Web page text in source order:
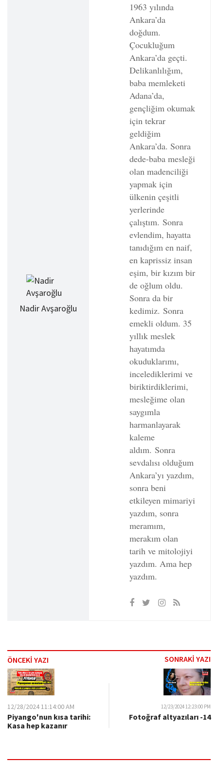
Nadir Avşaroğlu
1963 yılında
Ankara’da
doğdum.
Çocukluğum
Ankara’da geçti.
Delikanlılığım,
baba memleketi
Adana’da,
gençliğim okumak
için tekrar
geldiğim
Ankara’da. Sonra
dede-baba mesleği
olan madenciliği
yapmak için
ülkenin çeşitli
yerlerinde
çalıştım. Sonra
evlendim, hayatta
tanıdığım en naif,
en kaprissiz insan
eşim, bir kızım bir
de oğlum oldu.
Sonra da bir
kedimiz. Sonra
emekli oldum. 35
yıllık meslek
hayatımda
okuduklarımı,
incelediklerimi ve
biriktirdiklerimi,
mesleğime olan
saygımla
harmanlayarak
kaleme
aldım. Sonra
sevdalısı olduğum
Ankara’yı yazdım,
sonra beni
etkileyen mimariyi
yazdım, sonra
meramım,
merakım olan
tarih ve mitolojiyi
yazdım. Ama hep
yazdım.
ÖNCEKİ YAZI SONRAKİ YAZI
12/28/2024 11:14:00 AM
Piyango'nun kısa tarihi:
Kasa hep kazanır
12/23/2024 12:23:00 PM
Fotoğraf altyazıları -14